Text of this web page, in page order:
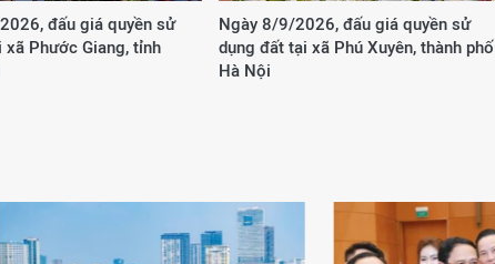
đấu giá quyền sử
xã Phước Giang, tỉnh
Ngày 8/9/2026, đấu giá quyền sử
dụng đất tại xã Phú Xuyên, thành phố
Hà Nội